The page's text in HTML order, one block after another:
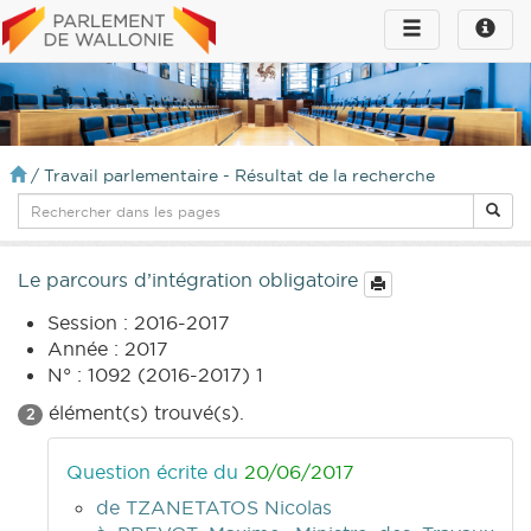
Toggle
infos
Toggle
navigation
/ Travail parlementaire - Résultat de la recherche
Le parcours d’intégration obligatoire
Session : 2016-2017
Année : 2017
N° : 1092 (2016-2017) 1
2 élément(s) trouvé(s).
Question écrite du 20/06/2017
de TZANETATOS Nicolas